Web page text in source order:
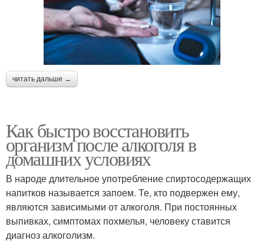
читать дальше →
Как быстро восстановить
организм после алкоголя в
домашних условиях
В народе длительное употребление спиртосодержащих
напитков называется запоем. Те, кто подвержен ему,
являются зависимыми от алкоголя. При постоянных
выпивках, симптомах похмелья, человеку ставится
диагноз алкоголизм.